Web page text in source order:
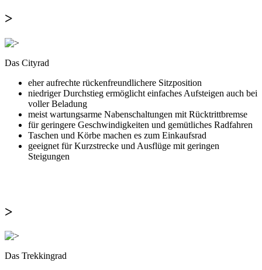
>
Das Cityrad
eher aufrechte rückenfreundlichere Sitzposition
niedriger Durchstieg ermöglicht einfaches Aufsteigen auch bei
voller Beladung
meist wartungsarme Nabenschaltungen mit Rücktrittbremse
für geringere Geschwindigkeiten und gemütliches Radfahren
Taschen und Körbe machen es zum Einkaufsrad
geeignet für Kurzstrecke und Ausflüge mit geringen
Steigungen
>
Das Trekkingrad